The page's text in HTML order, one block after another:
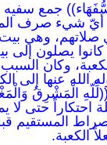
جمع سفيه
أيّ شيء صرف
صلاتهم، وهي
يصلون إلى
وكان
الله عنها إلى
الْمَشْرِقُ
احتكاراً حتى
المستقيم
الكعبة.